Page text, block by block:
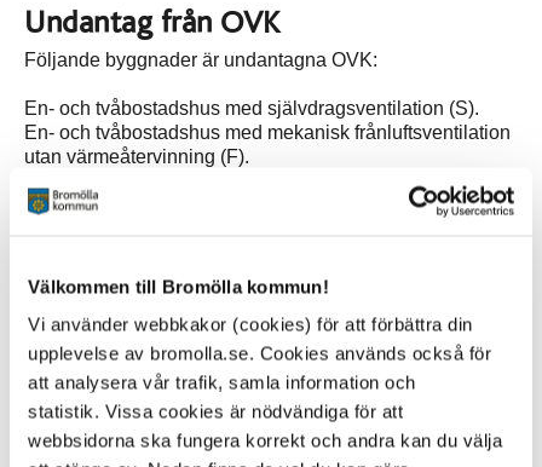
Välkommen till Bromölla kommun!
Vi använder webbkakor (cookies) för att förbättra din
upplevelse av bromolla.se. Cookies används också för
att analysera vår trafik, samla information och
statistik. Vissa cookies är nödvändiga för att
webbsidorna ska fungera korrekt och andra kan du välja
Undantag från OVK
Följande byggnader är undantagna OVK:
En- och tvåbostadshus med självdragsventilation (S).
En- och tvåbostadshus med mekanisk frånluftsventilation
utan värmeåtervinning (F).
Ekonomibyggnader för jordbruk, skogsbruk eller liknande.
Fritidshus.
Ansvar
Det är byggnadens ägare som ska se till att
funktionskontroll av ventilationssystem utförs enligt
bestämmelserna i Plan- och bygglagen, PBL och Plan-
och byggförordningen, PBF.
Vem utför OVK?